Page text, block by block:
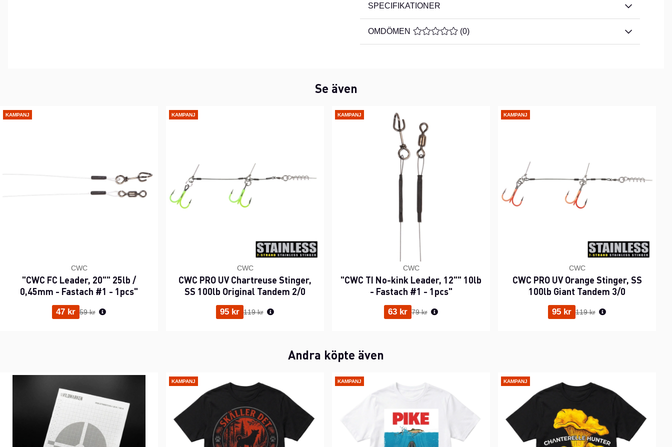
SPECIFIKATIONER
OMDÖMEN MEDELBETYG 0 AV 5 ANTAL BETYG 0
(0)
Se även
KAMPANJ
CWC
"CWC FC Leader, 20"" 25lb /
0,45mm - Fastach #1 - 1pcs"
47 kr Ordinarie pris:
59 kr
KAMPANJ
CWC
CWC PRO UV Chartreuse Stinger,
SS 100lb Original Tandem 2/0
95 kr Ordinarie pris:
119 kr
KAMPANJ
CWC
"CWC TI No-kink Leader, 12"" 10lb
- Fastach #1 - 1pcs"
63 kr Ordinarie pris:
79 kr
KAMPANJ
CWC
CWC PRO UV Orange Stinger, SS
100lb Giant Tandem 3/0
95 kr Ordinarie pris:
119 kr
Andra köpte även
KAMPANJ KAMPANJ KAMPANJ